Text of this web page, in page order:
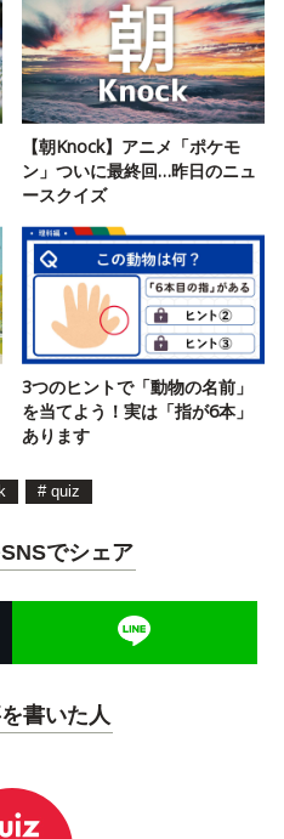
【朝Knock】アニメ「ポケモ
ン」ついに最終回…昨日のニュ
ースクイズ
3つのヒントで「動物の名前」
を当てよう！実は「指が6本」
あります
# quiz
でシェア
書いた人